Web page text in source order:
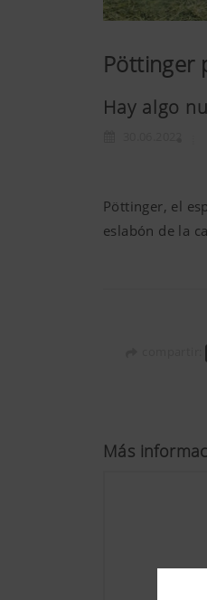
Pöttinger
Hay algo
Pöttinger, el
eslabón de la
Más